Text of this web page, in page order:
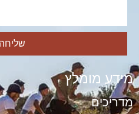
שליחה
מידע מומלץ
מדריכים